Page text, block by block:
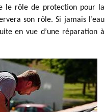
le rôle de protection pour la
son rôle. Si jamais l’eau
en vue d’une réparation à